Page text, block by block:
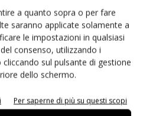
a quanto sopra o per fare
saranno applicate solamente a
le impostazioni in qualsiasi
consenso, utilizzando i
sul pulsante di gestione
dello schermo.
Per saperne di più su questi scopi
ortofrutta in Italia al 27 luglio